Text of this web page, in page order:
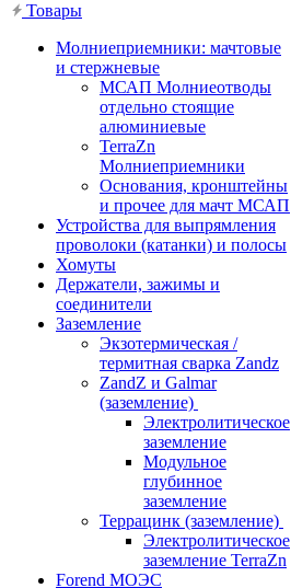
Товары
Молниеприемники: мачтовые
и стержневые
МСАП Молниеотводы
отдельно стоящие
алюминиевые
TerraZn
Молниеприемники
Основания, кронштейны
и прочее для мачт МСАП
Устройства для выпрямления
проволоки (катанки) и полосы
Хомуты
Держатели, зажимы и
соединители
Заземление
Экзотермическая /
термитная сварка Zandz
ZandZ и Galmar
(заземление)
Электролитическое
заземление
Модульное
глубинное
заземление
Террацинк (заземление)
Электролитическое
заземление TerraZn
Forend МОЭС